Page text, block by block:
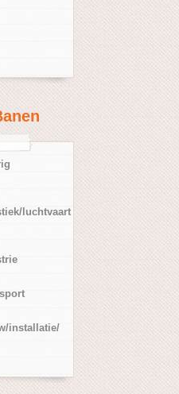
luchtvaart
installatie/